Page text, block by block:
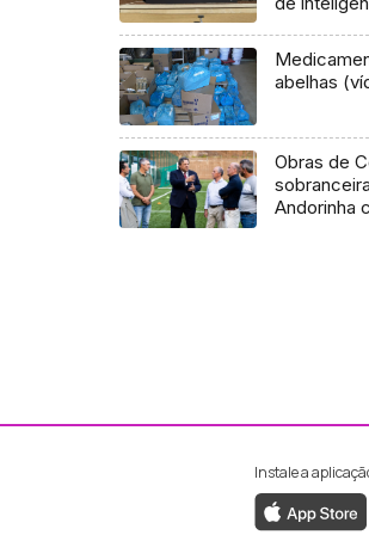
abelhas
Obras de
Andorinha
ao Facebook da RTP
ao Instagram da RTP
Instale a